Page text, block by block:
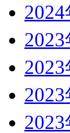
2024
2023
2023
2023
2023